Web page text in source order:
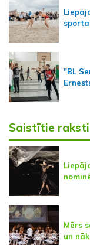
"BL
Saistītie raksti
Mērs
un